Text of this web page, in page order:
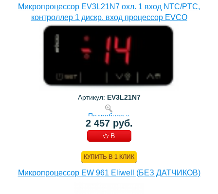
Микропроцессор EV3L21N7 охл. 1 вход NTC/PTC,
контроллер 1 дискр. вход процессор EVCO
Артикул: EV3L21N7
Подробнее »
2 457 руб.
В
КУПИТЬ В 1 КЛИК
Микропроцессор EW 961 Eliwell (БЕЗ ДАТЧИКОВ)